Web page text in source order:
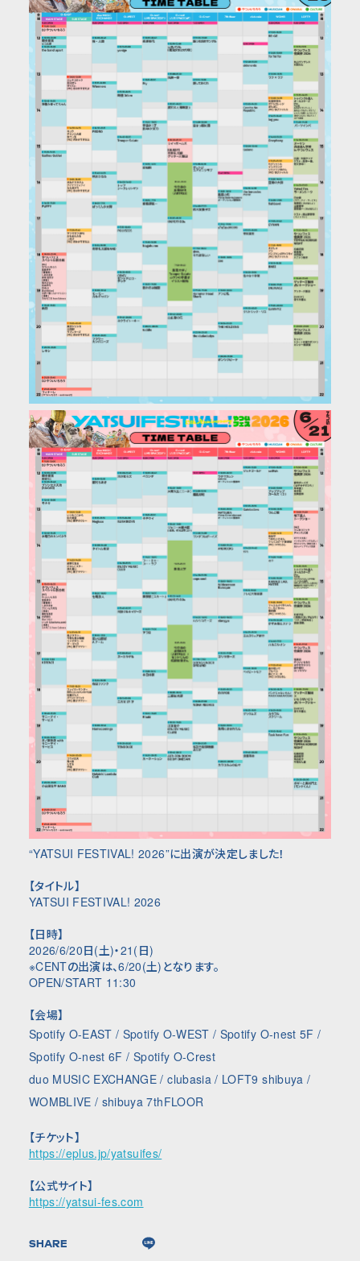
“YATSUI FESTIVAL! 2026”に出演が決定しました！
【タイトル】
YATSUI FESTIVAL! 2026
【日時】
2026/6/20日(土)・21(日)
※CENTの出演は、6/20(土)となります。
OPEN/START 11:30
【会場】
Spotify O-EAST / Spotify O-WEST / Spotify O-nest 5F /
Spotify O-nest 6F / Spotify O-Crest
duo MUSIC EXCHANGE / clubasia / LOFT9 shibuya /
WOMBLIVE / shibuya 7thFLOOR
【チケット】
https://eplus.jp/yatsuifes/
【公式サイト】
https://yatsui-fes.com
SHARE